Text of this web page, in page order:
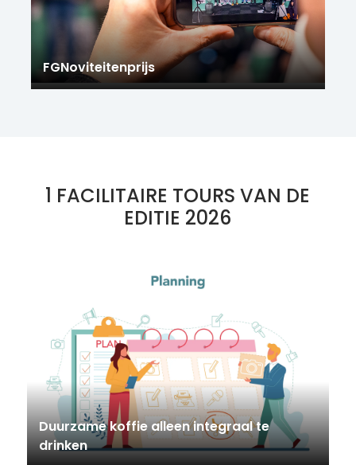
FGNoviteitenprijs
1 FACILITAIRE TOURS VAN DE
EDITIE 2026
Duurzame koffie alleen integraal te
drinken